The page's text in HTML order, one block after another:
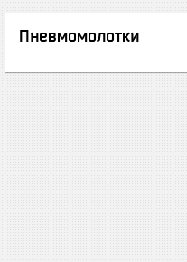
Пневмомолотки